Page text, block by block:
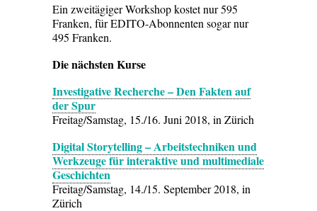
Ein zweitägiger Workshop kostet nur 595
Franken, für EDITO-Abonnenten sogar nur
495 Franken.
Die nächsten Kurse
Investigative Recherche – Den Fakten auf
der Spur
Freitag/Samstag, 15./16. Juni 2018, in Zürich
Digital Storytelling – Arbeitstechniken und
Werkzeuge für interaktive und multimediale
Geschichten
Freitag/Samstag, 14./15. September 2018, in
Zürich